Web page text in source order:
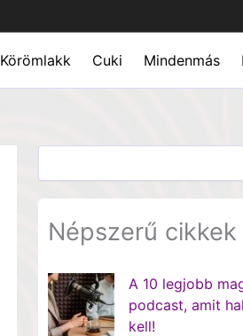
Körömlakk Cuki Mindenmás
Népszerű cikkek
A 10 legjobb
podcast, amit
kell!